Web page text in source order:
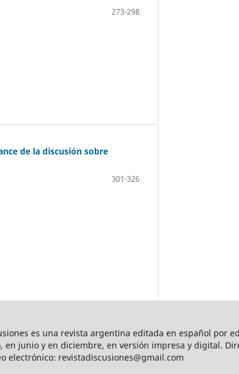
273-298
de la discusión sobre
301-326
es una revista argentina editada en español por
junio y en diciembre, en versión impresa y digital.
electrónico: revistadiscusiones@gmail.com